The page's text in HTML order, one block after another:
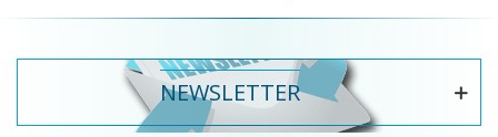
NEWSLETTER